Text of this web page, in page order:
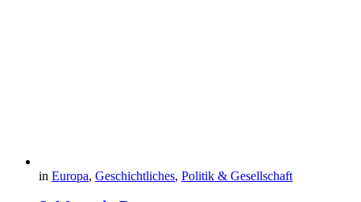
in Europa, Geschichtliches, Politik & Gesellschaft